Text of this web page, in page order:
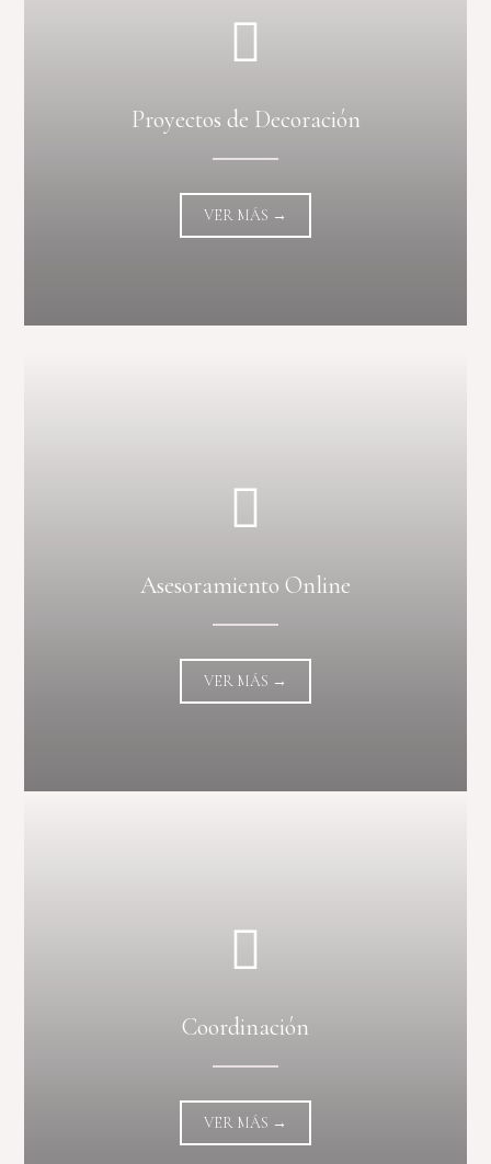
Proyectos de Decoración
VER MÁS →
Asesoramiento Online
VER MÁS →
Coordinación
VER MÁS →